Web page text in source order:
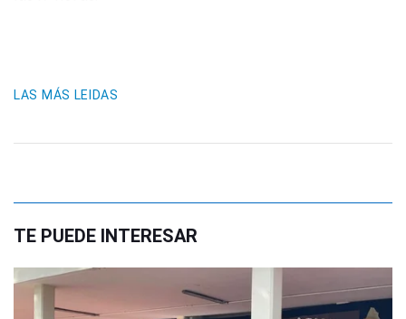
LAS MÁS LEIDAS
TE PUEDE INTERESAR